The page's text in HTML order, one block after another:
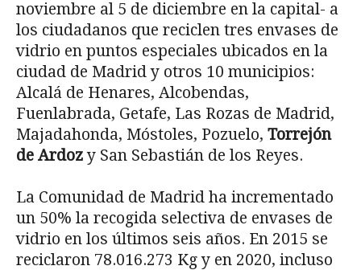
noviembre al 5 de diciembre en la capital- a
los ciudadanos que reciclen tres envases de
vidrio en puntos especiales ubicados en la
ciudad de Madrid y otros 10 municipios:
Alcalá de Henares, Alcobendas,
Fuenlabrada, Getafe, Las Rozas de Madrid,
Majadahonda, Móstoles, Pozuelo, Torrejón
de Ardozy San Sebastián de los Reyes.
La Comunidad de Madrid ha incrementado
un 50% la recogida selectiva de envases de
vidrio en los últimos seis años. En 2015 se
reciclaron 78.016.273 Kg y en 2020, incluso